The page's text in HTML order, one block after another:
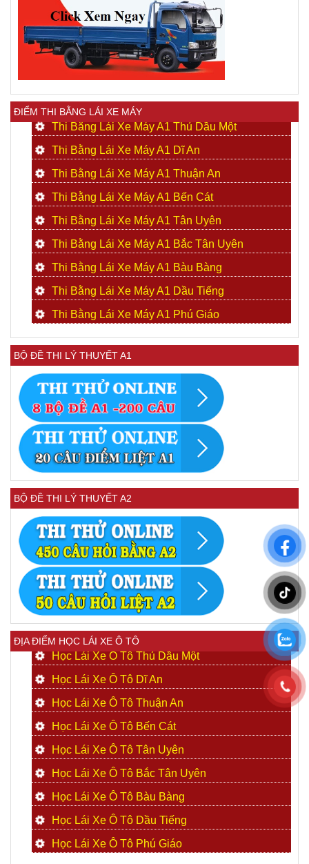
ĐIỂM THI BẰNG LÁI XE MÁY
Thi Bằng Lái Xe Máy A1 Thủ Dầu Một
Thi Bằng Lái Xe Máy A1 Dĩ An
Thi Bằng Lái Xe Máy A1 Thuận An
Thi Bằng Lái Xe Máy A1 Bến Cát
Thi Bằng Lái Xe Máy A1 Tân Uyên
Thi Bằng Lái Xe Máy A1 Bắc Tân Uyên
Thi Bằng Lái Xe Máy A1 Bàu Bàng
Thi Bằng Lái Xe Máy A1 Dầu Tiếng
Thi Bằng Lái Xe Máy A1 Phú Giáo
BỘ ĐỀ THI LÝ THUYẾT A1
BỘ ĐỀ THI LÝ THUYẾT A2
ĐỊA ĐIỂM HỌC LÁI XE Ô TÔ
Học Lái Xe Ô Tô Thủ Dầu Một
Học Lái Xe Ô Tô Dĩ An
Học Lái Xe Ô Tô Thuận An
Học Lái Xe Ô Tô Bến Cát
Học Lái Xe Ô Tô Tân Uyên
Học Lái Xe Ô Tô Bắc Tân Uyên
Học Lái Xe Ô Tô Bàu Bàng
Học Lái Xe Ô Tô Dầu Tiếng
Học Lái Xe Ô Tô Phú Giáo